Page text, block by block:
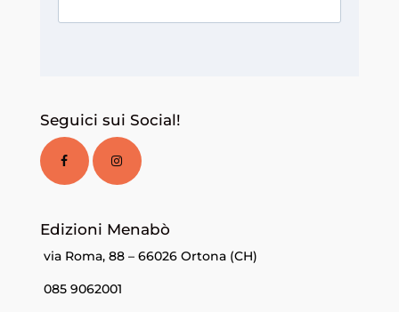
Seguici sui Social!
Edizioni Menabò
via Roma, 88 – 66026 Ortona (CH)
085 9062001